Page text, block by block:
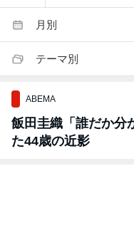
月別
テーマ別
ABEMA
飯田圭織「誰だか分
た44歳の近影